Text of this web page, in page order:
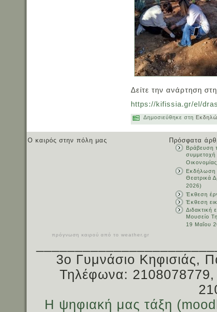
Δείτε την ανάρτηση
https://kifissia.gr/el/
Δημοσιεύθηκε στη
Ο καιρός στην πόλη μας
πρόγνωση καιρού από το weather.gr
Πρόσφατα
Βράβευση
Οικονομίας
Εκδήλωση
Θεατρικά
2026)
Έκθεση
Έκθεση
Διδακτική
Μουσείο
19 Μαΐου
3ο Γυμνάσιο Κηφισιάς,
Τηλέφωνα:
Η ψηφιακή μας τάξη